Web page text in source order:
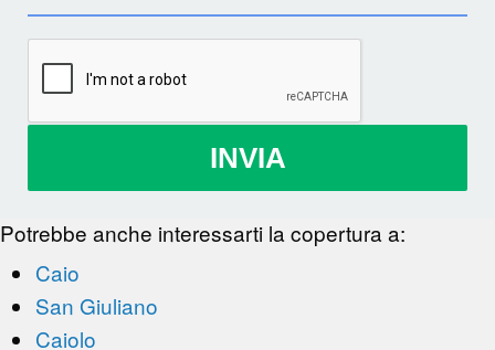
INVIA
Potrebbe anche interessarti la copertura a:
Caio
San Giuliano
Caiolo